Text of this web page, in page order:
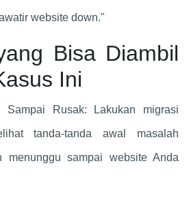
website down."
Bisa Diambil
Ini
Sampai Rusak: Lakukan migrasi
tanda-tanda awal masalah
menunggu sampai website Anda